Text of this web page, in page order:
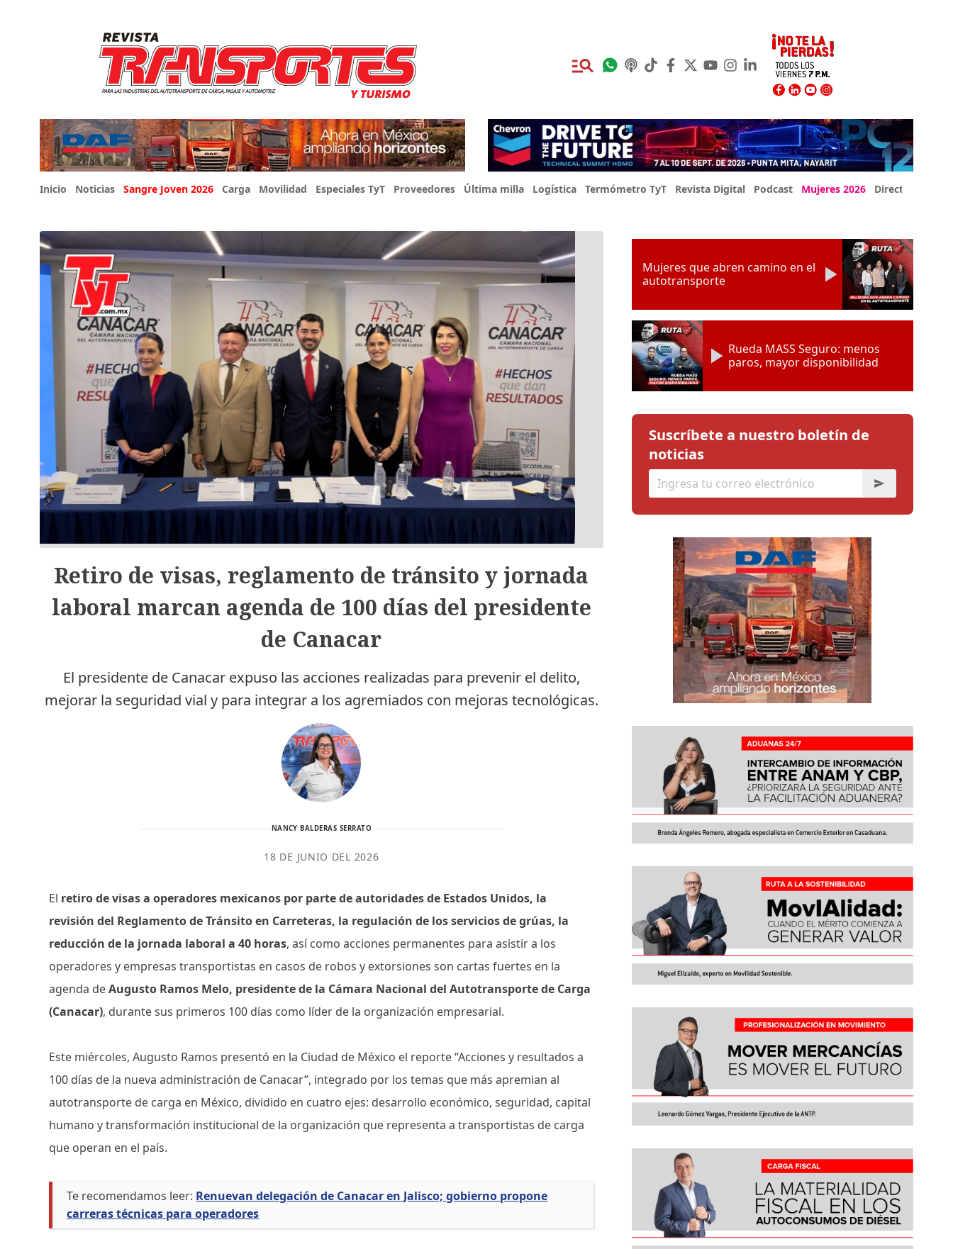
Inicio Noticias Sangre Joven 2026 Carga Movilidad Especiales TyT Proveedores Última milla Logística Termómetro TyT Revista Digital Podcast Mujeres 2026 Directorio Expo
Retiro de visas, reglamento de tránsito y jornada
laboral marcan agenda de 100 días del presidente
de Canacar
El presidente de Canacar expuso las acciones realizadas para prevenir el delito,
mejorar la seguridad vial y para integrar a los agremiados con mejoras tecnológicas.
NANCY BALDERAS SERRATO
18 DE JUNIO DEL 2026
El retiro de visas a operadores mexicanos por parte de autoridades de Estados Unidos, la
revisión del Reglamento de Tránsito en Carreteras, la regulación de los servicios de grúas, la
reducción de la jornada laboral a 40 horas, así como acciones permanentes para asistir a los
operadores y empresas transportistas en casos de robos y extorsiones son cartas fuertes en la
agenda deAugusto Ramos Melo, presidente de la Cámara Nacional del Autotransporte de Carga
(Canacar), durante sus primeros 100 días como líder de la organización empresarial.
Este miércoles, Augusto Ramos presentó en la Ciudad de México el reporte “Acciones y resultados a
100 días de la nueva administración de Canacar”, integrado por los temas que más apremian al
autotransporte de carga en México, dividido en cuatro ejes: desarrollo económico, seguridad, capital
humano y transformación institucional de la organización que representa a transportistas de carga
que operan en el país.
Te recomendamos leer: Renuevan delegación de Canacar en Jalisco; gobierno propone
carreras técnicas para operadores
Mujeres que abren camino en el
autotransporte
Rueda MASS Seguro: menos
paros, mayor disponibilidad
Suscríbete a nuestro boletín de
noticias